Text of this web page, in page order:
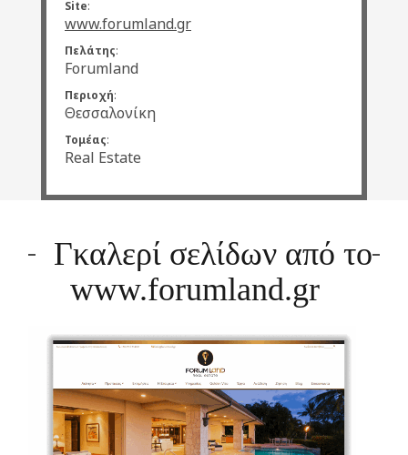
Site:
www.forumland.gr
Πελάτης:
Forumland
Περιοχή:
Θεσσαλονίκη
Τομέας:
Real Estate
Γκαλερί σελίδων από το
www.forumland.gr